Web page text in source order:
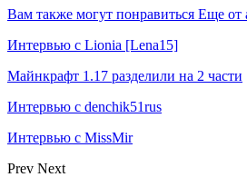
Вам также могут понравиться Еще от
Интервью с Lionia [Lena15]
Майнкрафт 1.17 разделили на 2 части
Интервью с denchik51rus
Интервью с MissMir
Prev Next